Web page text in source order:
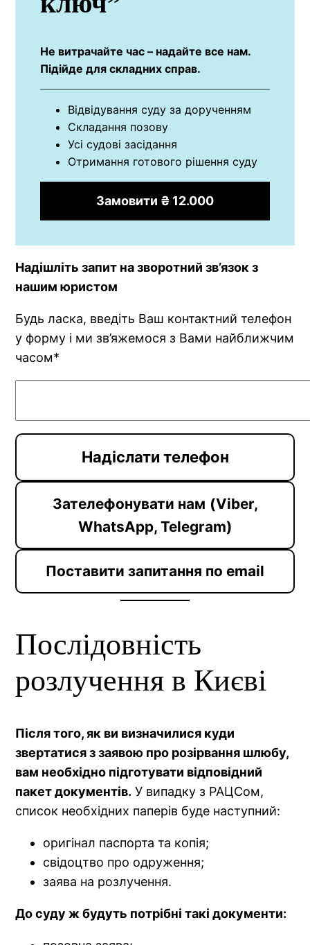
Не витрачайте час – надайте все нам.
Підійде для складних справ.
Відвідування суду за дорученням
Складання позову
Усі судові засідання
Отримання готового рішення суду
Замовити ₴ 12.000
Надішліть запит на зворотний зв’язок з
нашим юристом
Будь ласка, введіть Ваш контактний телефон
у форму і ми зв’яжемося з Вами найближчим
часом*
Зателефонувати нам (Viber,
WhatsApp, Telegram)
Поставити запитання по email
Послідовність
розлучення в Києві
Після того, як ви визначилися куди
звертатися з заявою про розірвання шлюбу,
вам необхідно підготувати відповідний
пакет документів. У випадку з РАЦСом,
список необхідних паперів буде наступний:
оригінал паспорта та копія;
свідоцтво про одруження;
заява на розлучення.
До суду ж будуть потрібні такі документи: